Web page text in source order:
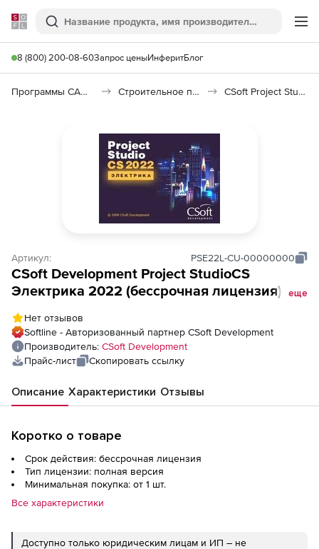
Softline
Поиск
8 (800) 200-08-60Запрос ценыИнферитБлог
Программы САПР и ГИС Строительное программное обеспечение CSoft Project Studio CS Электрика
Артикул: PSE22L-CU-00000000
CSoft Development Project StudioCS
Электрика 2022 (бессрочная лицензия),
еще
Нет отзывов
Softline - Авторизованный партнер CSoft Development
Производитель: CSoft Development
Прайс-лист
Скопировать ссылку
Описание Характеристики Отзывы
Коротко о товаре
Срок действия: бессрочная лицензия
Тип лицензии: полная версия
Минимальная покупка: от 1 шт.
Все характеристики
Доступно только юридическим лицам и ИП – не